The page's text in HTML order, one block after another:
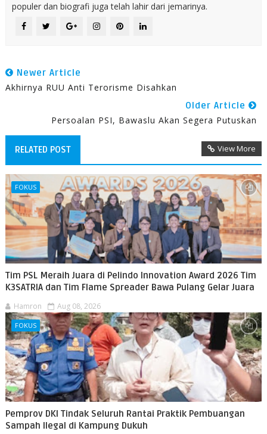
populer dan biografi juga telah lahir dari jemarinya.
Newer Article
Akhirnya RUU Anti Terorisme Disahkan
Older Article
Persoalan PSI, Bawaslu Akan Segera Putuskan
RELATED POST View More
FOKUS
Tim PSL Meraih Juara di Pelindo Innovation Award 2026 Tim
K3SATRIA dan Tim Flame Spreader Bawa Pulang Gelar Juara
Hamron Aug 08, 2026
FOKUS
Pemprov DKI Tindak Seluruh Rantai Praktik Pembuangan
Sampah Ilegal di Kampung Dukuh